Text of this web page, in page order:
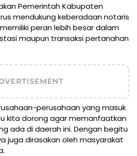
Pemerintah Kabupaten
mendukung keberadaan notaris
peran lebih besar dalam
maupun transaksi pertanahan
perusahaan yang masuk
kita dorong agar memanfaatkan
ada di daerah ini. Dengan begitu
juga dirasakan oleh masyarakat